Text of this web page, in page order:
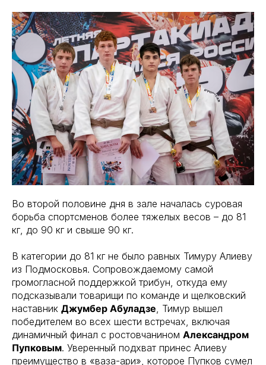
Во второй половине дня в зале началась суровая
борьба спортсменов более тяжелых весов – до 81
кг, до 90 кг и свыше 90 кг.
В категории до 81 кг не было равных Тимуру Алиеву
из Подмосковья. Сопровождаемому самой
громогласной поддержкой трибун, откуда ему
подсказывали товарищи по команде и щелковский
наставник Джумбер Абуладзе , Тимур вышел
победителем во всех шести встречах, включая
динамичный финал с ростовчанином Александром
Пупковым. Уверенный подхват принес Алиеву
преимущество в «ваза-ари», которое Пупков сумел